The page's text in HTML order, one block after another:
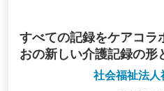
すべての記録をケアコラ
おの新しい介護記録の形
社会福祉法人